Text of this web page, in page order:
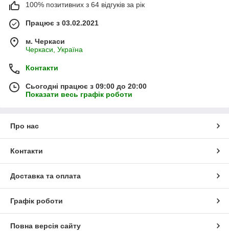
100% позитивних з 64 відгуків за рік
Працює з 03.02.2021
м. Черкаси
Черкаси, Україна
Контакти
Сьогодні працює з 09:00 до 20:00
Показати весь графік роботи
Про нас
Контакти
Доставка та оплата
Графік роботи
Повна версія сайту